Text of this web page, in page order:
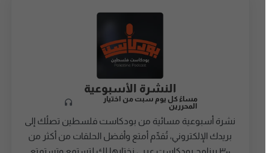
النشرة الأسبوعية
مساءً كل يوم سبت من اختيار
المحررين
نشرة أسبوعية مسائية من بودكاست فلسطين تصلُك إلى
بريدك الإلكتروني، تُقدِّم أمتع وأفضل الحلقات من أكثر من
٣٠٠ برنامج بودكاست عربي نختارها لك لتستمع وتستمتع